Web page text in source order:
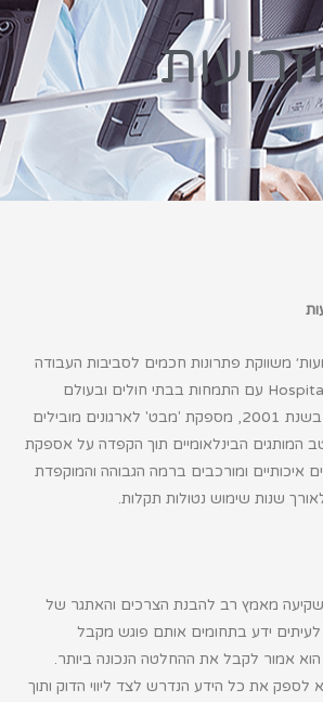
משווקת פתרונות חכמים לסביבות העבודה
עם התמחות בבתי חולים ובעולם
המלונאות. מאז הקמתה בשנת 2001, מספקת 'מבט' לארגונים מובילים
הבינלאומיים תוך הקפדה על אספקת
איכותיים ומורכבים ברמה הגבוהה והמוקפדת
שנות שימוש נטולות תקלות.
מאמץ רב להבנת הצרכים והאתגר של
ידע בתחומים אותם פוגש מקבל
אמור לקבל את ההחלטה הנכונה ביותר.
לספק את כל הידע הנדרש לצד ליווי הדוק ותוך